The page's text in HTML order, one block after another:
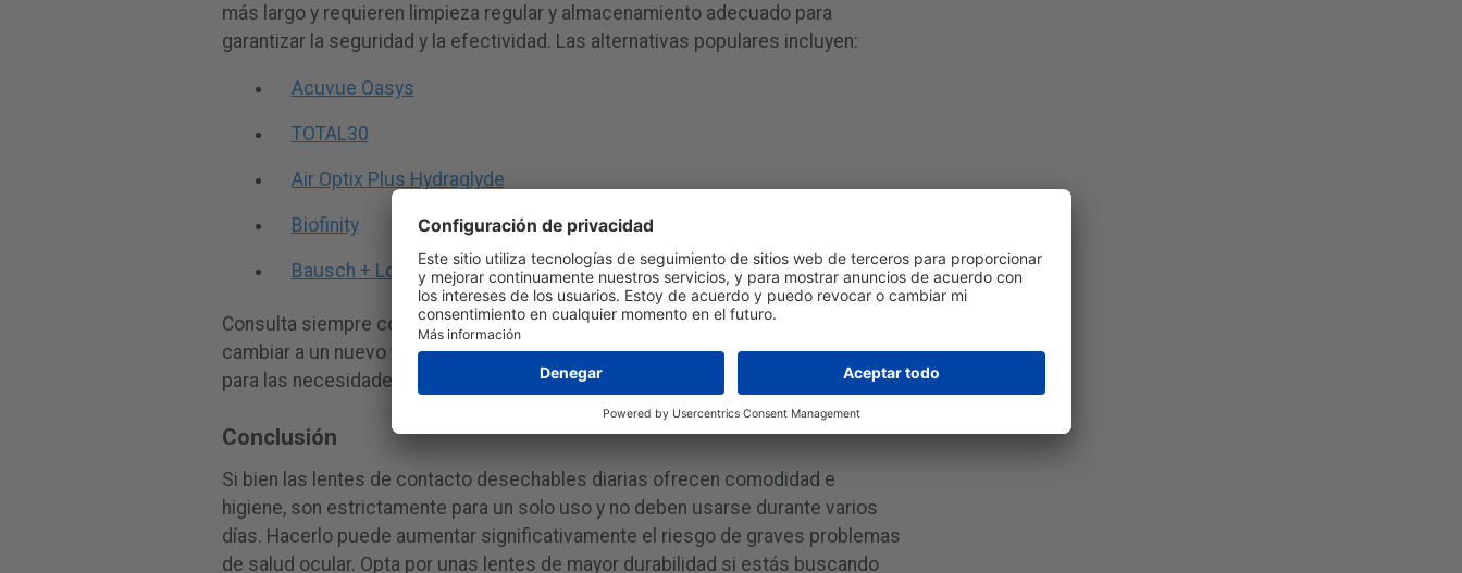
más largo y requieren limpieza regular y almacenamiento adecuado para
garantizar la seguridad y la efectividad. Las alternativas populares incluyen:
Acuvue Oasys
TOTAL30
Air Optix Plus Hydraglyde
Biofinity
Bausch + Lomb ULTRA
Consulta siempre con un profesional del cuidado ocular antes de elegir o
cambiar a un nuevo tipo de lente de contacto para asegurar que es adecuado
para las necesidades de tu visión y estilo de vida.
Conclusión
Si bien las lentes de contacto desechables diarias ofrecen comodidad e
higiene, son estrictamente para un solo uso y no deben usarse durante varios
días. Hacerlo puede aumentar significativamente el riesgo de graves problemas
de salud ocular. Opta por unas lentes de mayor durabilidad si estás buscando